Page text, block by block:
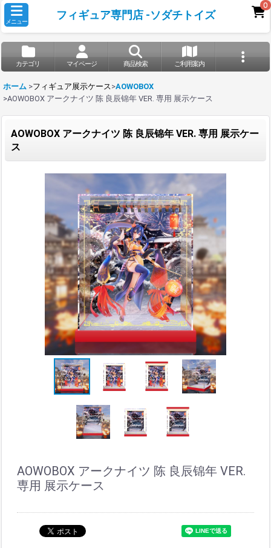
メニュー
フィギュア専門店 -ソダチトイズ
0
カテゴリ マイページ 商品検索 ご利用案内
ホーム >フィギュア展示ケース>AOWOBOX
>AOWOBOX アークナイツ 陈 良辰锦年 VER. 専用 展示ケース
AOWOBOX アークナイツ 陈 良辰锦年 VER. 専用 展示ケー
ス
AOWOBOX アークナイツ 陈 良辰锦年 VER.
専用 展示ケース